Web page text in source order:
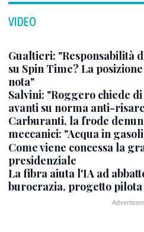
VIDEO
Gualtieri: "Responsabilità
su Spin Time? La
nota"
Salvini: "Roggero chiede
avanti su norma anti-
Carburanti, la frode
meccanici: "Acqua in
Come viene concessa la
presidenziale
La fibra aiuta l'IA ad
burocrazia, progetto pilota